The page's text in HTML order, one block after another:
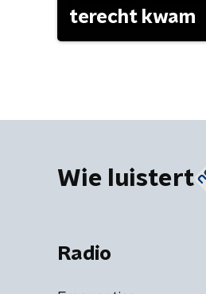
terecht kwam
Wie luistert
Radio